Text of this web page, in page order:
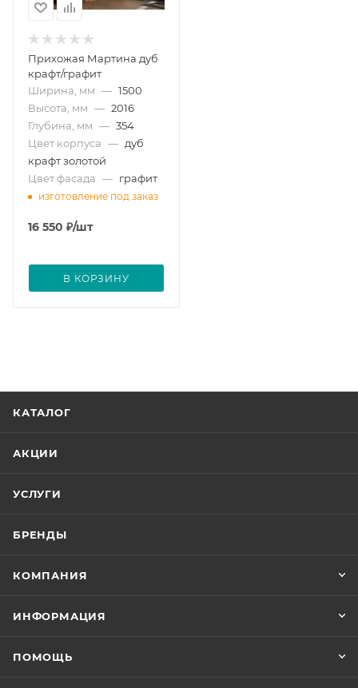
Прихожая Мартина дуб
крафт/графит
Ширина, мм — 1500
Высота, мм — 2016
Глубина, мм — 354
Цвет корпуса — дуб
крафт золотой
Цвет фасада — графит
изготовление под заказ
16 550 ₽/шт
В КОРЗИНУ
КАТАЛОГ
АКЦИИ
УСЛУГИ
БРЕНДЫ
КОМПАНИЯ
ИНФОРМАЦИЯ
ПОМОЩЬ